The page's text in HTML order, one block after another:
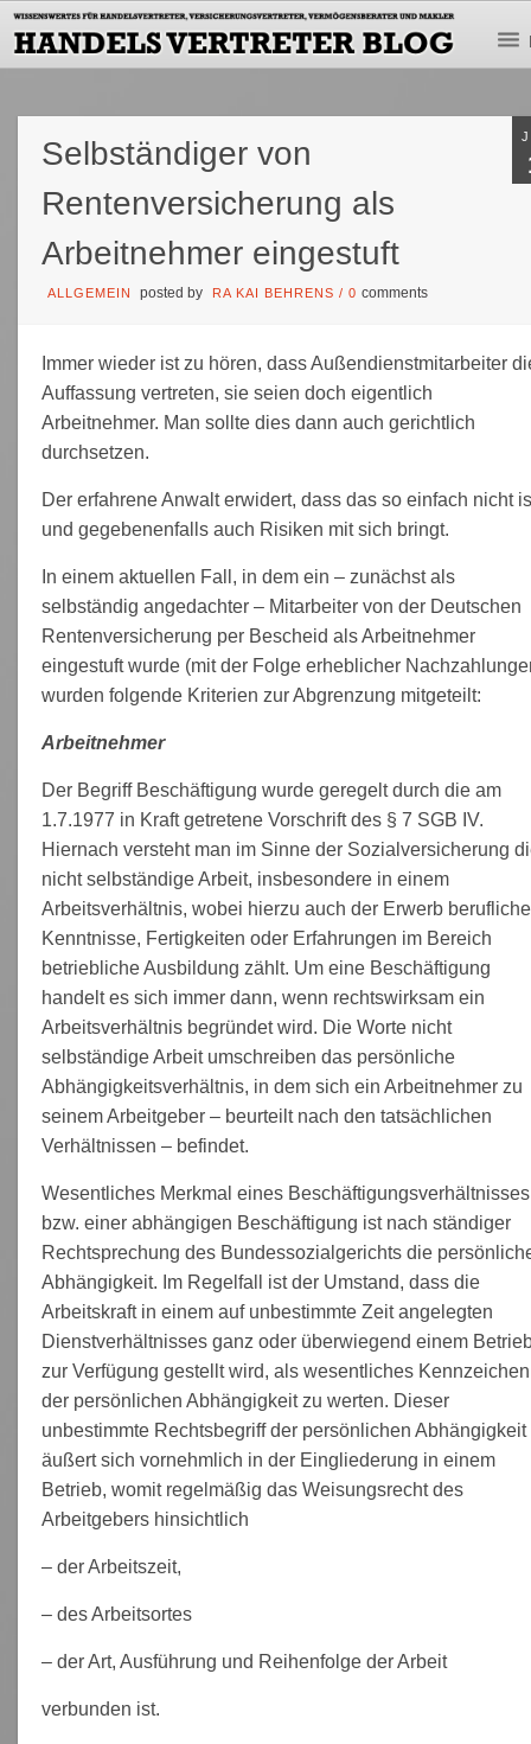
Selbständiger von
Rentenversicherung als
Arbeitnehmer eingestuft
ALLGEMEIN posted by RA KAI BEHRENS /0comments
Immer wieder ist zu hören, dass Außendienstmitarbeiter
Auffassung vertreten, sie seien doch eigentlich
Arbeitnehmer. Man sollte dies dann auch gerichtlich
durchsetzen.
Der erfahrene Anwalt erwidert, dass das so einfach nicht
und gegebenenfalls auch Risiken mit sich bringt.
In einem aktuellen Fall, in dem ein – zunächst als
selbständig angedachter – Mitarbeiter von der Deutschen
Rentenversicherung per Bescheid als Arbeitnehmer
eingestuft wurde (mit der Folge erheblicher
wurden folgende Kriterien zur Abgrenzung mitgeteilt:
Arbeitnehmer
Der Begriff Beschäftigung wurde geregelt durch die am
1.7.1977 in Kraft getretene Vorschrift des § 7 SGB IV.
Hiernach versteht man im Sinne der Sozialversicherung
nicht selbständige Arbeit, insbesondere in einem
Arbeitsverhältnis, wobei hierzu auch der Erwerb
Kenntnisse, Fertigkeiten oder Erfahrungen im Bereich
betriebliche Ausbildung zählt. Um eine Beschäftigung
handelt es sich immer dann, wenn rechtswirksam ein
Arbeitsverhältnis begründet wird. Die Worte nicht
selbständige Arbeit umschreiben das persönliche
Abhängigkeitsverhältnis, in dem sich ein Arbeitnehmer zu
seinem Arbeitgeber – beurteilt nach den tatsächlichen
Verhältnissen – befindet.
Wesentliches Merkmal eines Beschäftigungsverhältnisses
bzw. einer abhängigen Beschäftigung ist nach ständiger
Rechtsprechung des Bundessozialgerichts die
Abhängigkeit. Im Regelfall ist der Umstand, dass die
Arbeitskraft in einem auf unbestimmte Zeit angelegten
Dienstverhältnisses ganz oder überwiegend einem
zur Verfügung gestellt wird, als wesentliches Kennzeichen
der persönlichen Abhängigkeit zu werten. Dieser
unbestimmte Rechtsbegriff der persönlichen Abhängigkeit
äußert sich vornehmlich in der Eingliederung in einem
Betrieb, womit regelmäßig das Weisungsrecht des
Arbeitgebers hinsichtlich
– der Arbeitszeit,
– des Arbeitsortes
– der Art, Ausführung und Reihenfolge der Arbeit
verbunden ist.